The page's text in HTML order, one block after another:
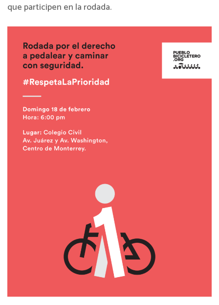
que participen en la rodada.